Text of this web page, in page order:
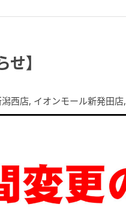
新潟県三条市興野3-10-1
】
西店, イオンモール新発田店,